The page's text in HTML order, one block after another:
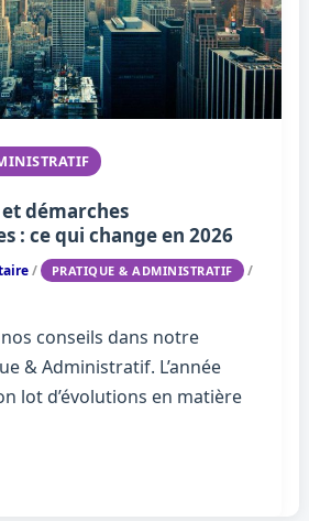
démarches
: ce qui change en 2026
/ PRATIQUE & ADMINISTRATIF
/
conseils dans notre
& Administratif. L’année
lot d’évolutions en matière